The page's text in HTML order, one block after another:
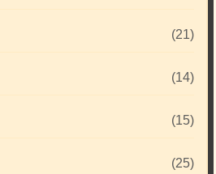
(21)
(14)
(15)
(25)